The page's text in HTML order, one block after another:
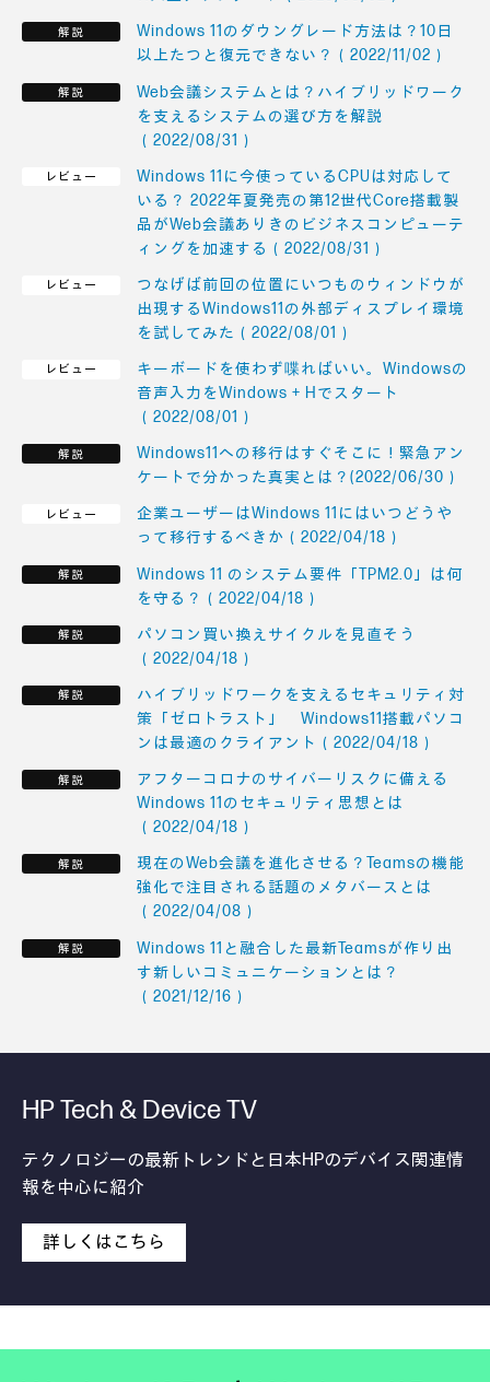
Windows 11のダウングレード方法は？10日
以上たつと復元できない？（2022/11/02）
Web会議システムとは？ハイブリッドワーク
を支えるシステムの選び方を解説
（2022/08/31）
Windows 11に今使っているCPUは対応して
いる？ 2022年夏発売の第12世代Core搭載製
品がWeb会議ありきのビジネスコンピューテ
ィングを加速する（2022/08/31）
つなげば前回の位置にいつものウィンドウが
出現するWindows11の外部ディスプレイ環境
を試してみた（2022/08/01）
キーボードを使わず喋ればいい。Windowsの
音声入力をWindows + Hでスタート
（2022/08/01）
Windows11への移行はすぐそこに！緊急アン
ケートで分かった真実とは？(2022/06/30）
企業ユーザーはWindows 11にはいつどうや
って移行するべきか（2022/04/18）
Windows 11 のシステム要件「TPM2.0」は何
を守る？（2022/04/18）
パソコン買い換えサイクルを見直そう
（2022/04/18）
ハイブリッドワークを支えるセキュリティ対
策「ゼロトラスト」 Windows11搭載パソコ
ンは最適のクライアント（2022/04/18）
アフターコロナのサイバーリスクに備える
Windows 11のセキュリティ思想とは
（2022/04/18）
現在のWeb会議を進化させる？Teamsの機能
強化で注目される話題のメタバースとは
（2022/04/08）
Windows 11と融合した最新Teamsが作り出
す新しいコミュニケーションとは？
（2021/12/16）
HP Tech & Device TV
テクノロジーの最新トレンドと日本HPのデバイス関連情
報を中心に紹介
詳しくはこちら